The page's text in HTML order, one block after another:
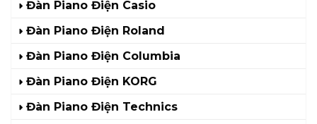
Đàn Piano Điện Casio
Đàn Piano Điện Roland
Đàn Piano Điện Columbia
Đàn Piano Điện KORG
Đàn Piano Điện Technics